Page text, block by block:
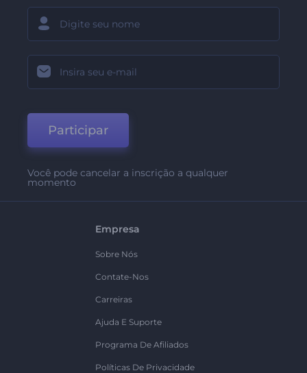
Participar
Você pode cancelar a inscrição a qualquer
momento
Empresa
Sobre Nós
Contate-Nos
Carreiras
Ajuda E Suporte
Programa De Afiliados
Políticas De Privacidade